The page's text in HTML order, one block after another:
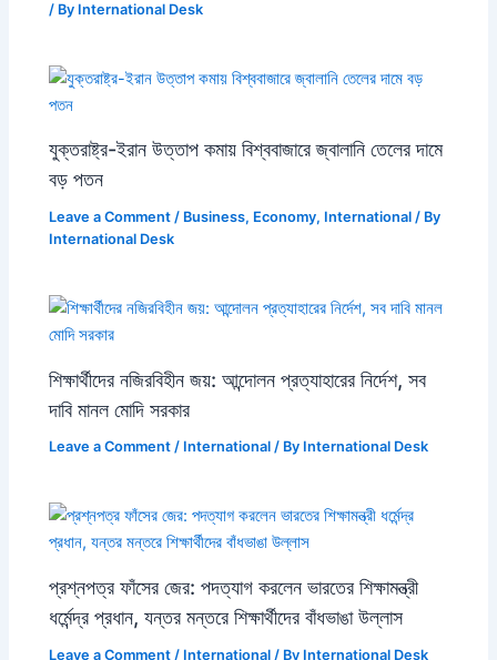
/ By International Desk
যুক্তরাষ্ট্র-ইরান উত্তাপ কমায় বিশ্ববাজারে জ্বালানি তেলের দামে
বড় পতন
Leave a Comment / Business, Economy, International / By
International Desk
শিক্ষার্থীদের নজিরবিহীন জয়: আন্দোলন প্রত্যাহারের নির্দেশ, সব
দাবি মানল মোদি সরকার
Leave a Comment / International / By International Desk
প্রশ্নপত্র ফাঁসের জের: পদত্যাগ করলেন ভারতের শিক্ষামন্ত্রী
ধর্মেন্দ্র প্রধান, যন্তর মন্তরে শিক্ষার্থীদের বাঁধভাঙা উল্লাস
Leave a Comment / International / By International Desk